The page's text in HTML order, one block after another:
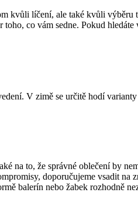
kvůli líčení, ale také kvůli
co vám sedne. Pokud hledáte
V zimě se určitě hodí
na to, že správné oblečení by
doporučujeme vsadit
balerín nebo žabek rozhodně